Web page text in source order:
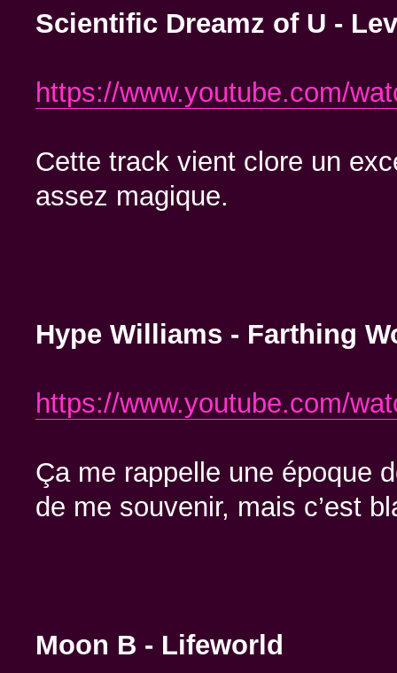
Scientific Dreamz of U -
https://www.youtube.com/
Cette track vient clore un
assez magique.
Hype Williams - Farthing
https://www.youtube.com/
Ça me rappelle une époque
de me souvenir, mais c’est
Moon B - Lifeworld